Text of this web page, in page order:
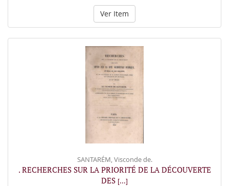
Ver Item
SANTARÉM, Visconde de.
. RECHERCHES SUR LA PRIORITÉ DE LA DÉCOUVERTE
DES [...]